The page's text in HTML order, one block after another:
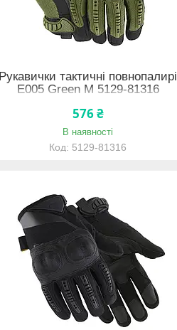
Рукавички тактичні повнопалирі
E005 Green M 5129-81316
576 ₴
В наявності
5129-81316